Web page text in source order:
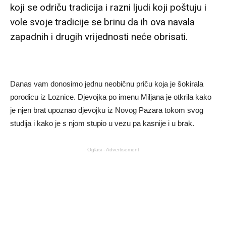
koji se odriču tradicija i razni ljudi koji poštuju i
vole svoje tradicije se brinu da ih ova navala
zapadnih i drugih vrijednosti neće obrisati.
Danas vam donosimo jednu neobičnu priču koja je šokirala
porodicu iz Loznice. Djevojka po imenu Miljana je otkrila kako
je njen brat upoznao djevojku iz Novog Pazara tokom svog
studija i kako je s njom stupio u vezu pa kasnije i u brak.
Oglasi - Advertisement